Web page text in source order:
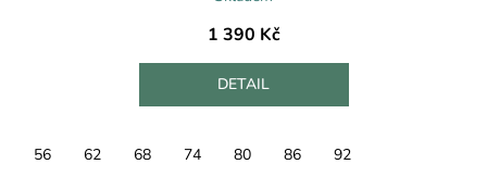
1 390 Kč
DETAIL
56 62 68 74 80 86 92